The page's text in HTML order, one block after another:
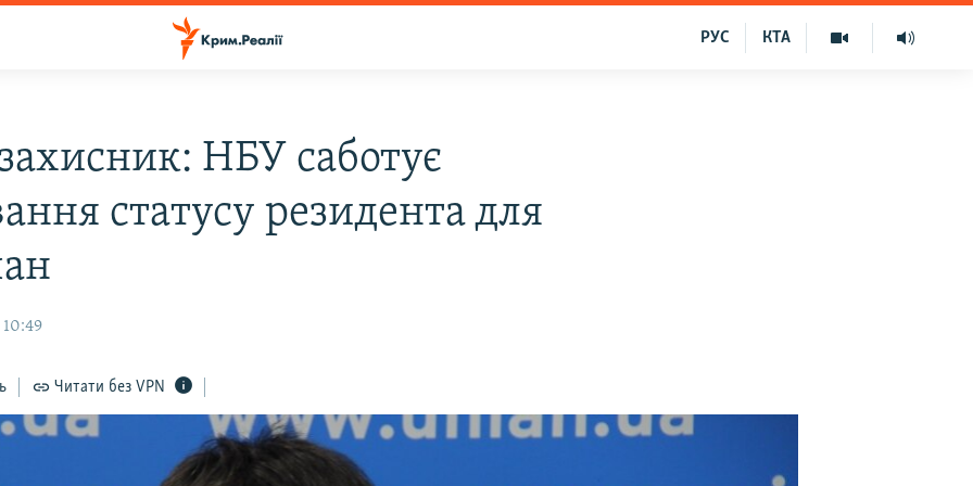
КТА
РУС
НБУ саботує
статусу резидента для
10:49
Читати без VPN